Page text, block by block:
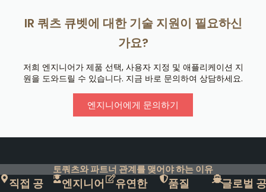
IR 쿼츠 큐벳에 대한 기술 지원이 필요하신
가요?
저희 엔지니어가 제품 선택, 사용자 지정 및 애플리케이션 지
원을 도와드릴 수 있습니다. 지금 바로 문의하여 상담하세요.
엔지니어에게 문의하기
토쿼츠와 파트너 관계를 맺어야 하는 이유
직접 공
엔지니어
유연한
품질
글로벌 공